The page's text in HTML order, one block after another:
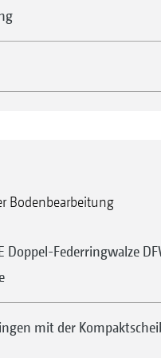
Bodenbearbeitung
Doppel-Federringwalze
mit der